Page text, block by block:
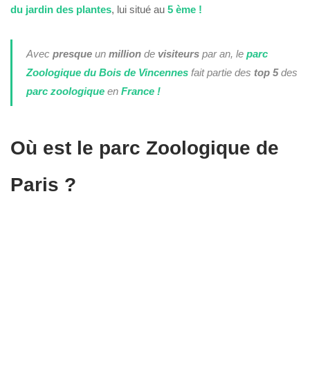
du jardin des plantes, lui situé au 5 ème !
Avec presqueun millionde visiteurspar an, leparc
Zoologique du Bois de Vincennesfait partie des top 5des
parc zoologiqueenFrance !
Où est le parc Zoologique de
Paris ?